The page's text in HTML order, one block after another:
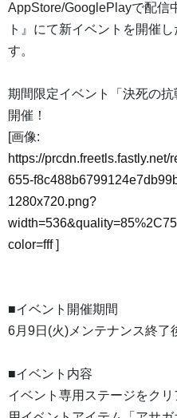
AppStore/GooglePlayで配信
ト』にて新イベントを開催
す。
期間限定イベント「決死の抗
開催！
[画像:
https://
655-
1280x720.png?
color=fff]
■イベント開催期間
6月9日(火)メンテナンス終了
■イベント内容
イベント専用ステージをク